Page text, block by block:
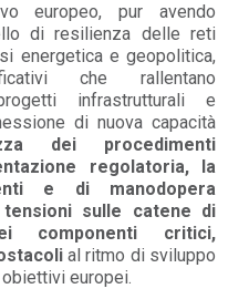
europeo, pur avendo
di resilienza delle reti
energetica e geopolitica,
che rallentano
infrastrutturali e
di nuova capacità
dei procedimenti
regolatoria, la
e di manodopera
sulle catene di
componenti critici,
al ritmo di sviluppo
europei.